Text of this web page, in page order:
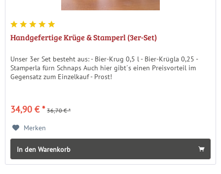
Handgefertige Krüge & Stamperl (3er-Set)
Unser 3er Set besteht aus: - Bier-Krug 0,5 l - Bier-Krügla 0,25 -
Stamperla fürn Schnaps Auch hier gibt´s einen Preisvorteil im
Gegensatz zum Einzelkauf - Prost!
34,90 € * 36,70 € *
Merken
In den Warenkorb